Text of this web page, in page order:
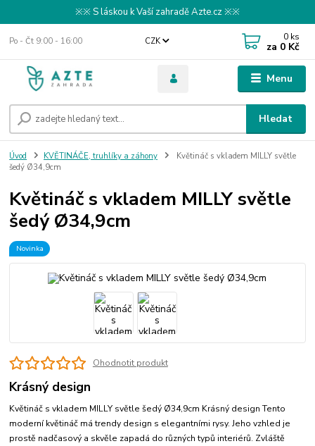
※※ S láskou k Vaší zahradě Azte.cz ※※
Menu
CZK
Hledat
Po - Čt 9:00 - 16:00 0 ks
za 0 Kč
Úvod KVĚTINÁČE, truhlíky a záhony
Květináč s vkladem MILLY světle
šedý Ø34,9cm
Květináč s vkladem MILLY světle
šedý Ø34,9cm
Novinka
Ohodnotit produkt
Krásný design
Květináč s vkladem MILLY světle šedý Ø34,9cm Krásný design Tento
moderní květináč má trendy design s elegantními rysy. Jeho vzhled je
prostě nadčasový a skvěle zapadá do různých typů interiérů. Zvláště